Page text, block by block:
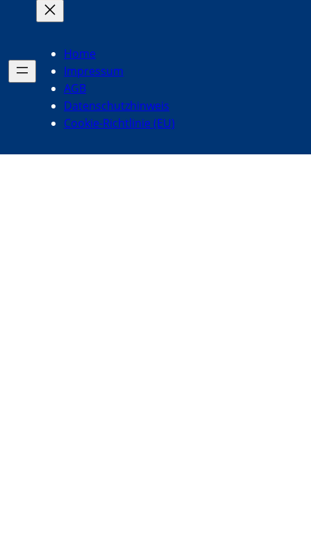
Home
Impressum
AGB
Datenschutzhinweis
Cookie-Richtlinie (EU)